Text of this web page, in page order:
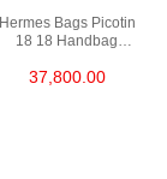
Hermes Bags Picotin
18 18 Handbag
37,800.00